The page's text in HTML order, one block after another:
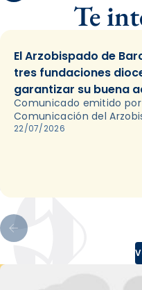
Te
El Arzobispado de
tres fundaciones
garantizar su buena
Comunicado emitido
Comunicación del
22/07/2026